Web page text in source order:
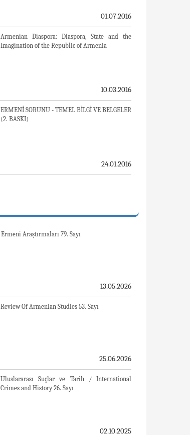
01.07.2016
Armenian Diaspora: Diaspora, State and the
Imagination of the Republic of Armenia
10.03.2016
ERMENİ SORUNU - TEMEL BİLGİ VE BELGELER
(2. BASKI)
24.01.2016
Ermeni Araştırmaları 79. Sayı
13.05.2026
Review Of Armenian Studies 53. Sayı
25.06.2026
Uluslararası Suçlar ve Tarih / International
Crimes and History 26. Sayı
02.10.2025